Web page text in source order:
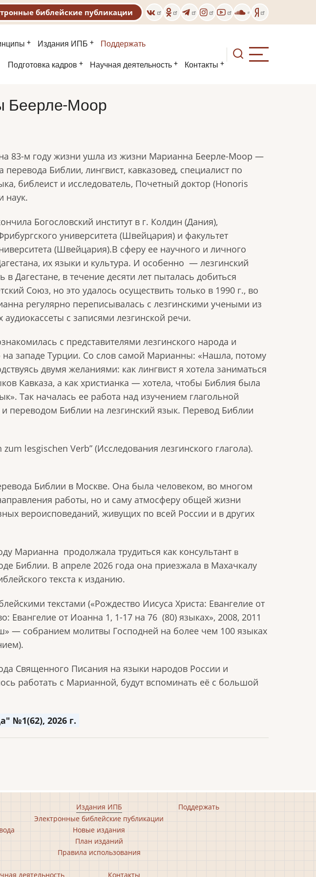
библейские публикации
Издания ИПБ Поддержать
Подготовка кадров Научная деятельность Контакты
Беерле-Моор
83-м году жизни ушла из жизни Марианна Беерле-Моор —
Библии, лингвист, кавказовед, специалист по
библеист и исследователь, Почетный доктор (Honoris
наук.
Богословский институт в г. Колдин (Дания),
университета (Швейцария) и факультет
(Швейцария).В сферу ее научного и личного
их языки и культура. И особенно — лезгинский
Дагестане, в течение десяти лет пыталась добиться
Союз, но это удалось осуществить только в 1990 г., во
регулярно переписывалась с лезгинскими учеными из
с записями лезгинской речи.
с представителями лезгинского народа и
на западе Турции. Со слов самой Марианны: «Нашла, потому
двумя желаниями: как лингвист я хотела заниматься
Кавказа, а как христианка — хотела, чтобы Библия была
Так началась ее работа над изучением глагольной
и переводом Библии на лезгинский язык. Перевод Библии
zum lesgischen Verb” (Исследования лезгинского глагола).
Библии в Москве. Она была человеком, во многом
работы, но и саму атмосферу общей жизни
вероисповеданий, живущих по всей России и в других
Марианна продолжала трудиться как консультант в
Библии. В апреле 2026 года она приезжала в Махачкалу
текста к изданию.
текстами («Рождество Иисуса Христа: Евангелие от
Евангелие от Иоанна 1, 1-17 на 76 (80) языках», 2008, 2011
— собранием молитвы Господней на более чем 100 языках
Священного Писания на языки народов России и
работать с Марианной, будут вспоминать её с большой
№1(62), 2026 г.
Издания ИПБ
Электронные библейские публикации
Новые издания
План изданий
Правила использования
Поддержать
деятельность Контакты